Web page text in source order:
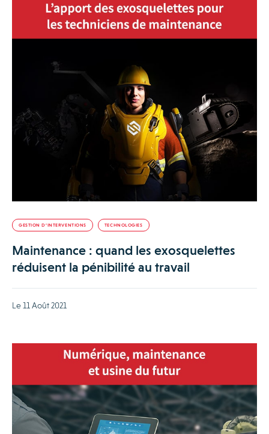
GESTION D’INTERVENTIONS TECHNOLOGIES
Maintenance : quand les exosquelettes
réduisent la pénibilité au travail
Le 11 Août 2021